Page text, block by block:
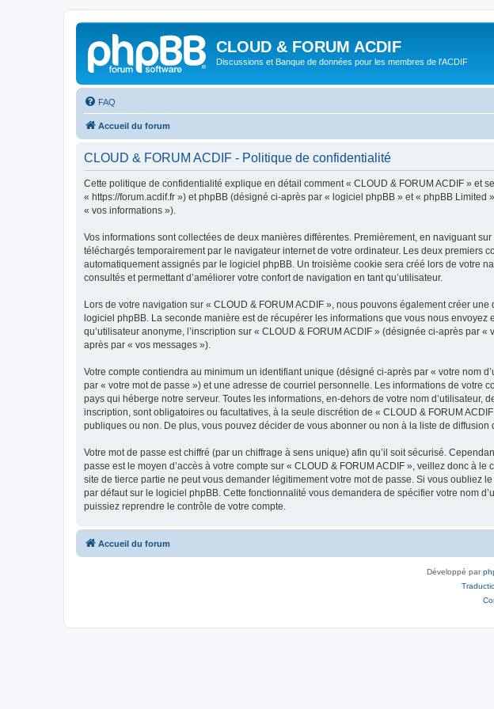
CLOUD & FORUM ACDIF
Discussions et Banque de données pour les membres de l'ACDIF
FAQ
Accueil du forum
CLOUD & FORUM ACDIF - Politique de confidentialité
Cette politique de confidentialité explique en détail comment « CLOUD & FORUM ACDIF » et
« https://forum.acdif.fr ») et phpBB (désigné ci-après par « logiciel phpBB » et « phpBB
« vos informations »).
Vos informations sont collectées de deux manières différentes. Premièrement, en naviguant
téléchargés temporairement par le navigateur internet de votre ordinateur. Les deux premiers
automatiquement assignés par le logiciel phpBB. Un troisième cookie sera créé lors de votre
consultés et permettant d’améliorer votre confort de navigation en tant qu’utilisateur.
Lors de votre navigation sur « CLOUD & FORUM ACDIF », nous pouvons également créer
logiciel phpBB. La seconde manière est de récupérer les informations que vous nous
qu’utilisateur anonyme, l’inscription sur « CLOUD & FORUM ACDIF » (désignée ci-après
après par « vos messages »).
Votre compte contiendra au minimum un identifiant unique (désigné ci-après par « votre nom
par « votre mot de passe ») et une adresse de courriel personnelle. Les informations de votre
pays qui héberge notre serveur. Toutes les informations, en-dehors de votre nom
inscription, sont obligatoires ou facultatives, à la seule discrétion de « CLOUD & FORUM
publiques ou non. De plus, vous pouvez décider de vous abonner ou non à la liste de
Votre mot de passe est chiffré (par un chiffrage à sens unique) afin qu’il soit sécurisé.
passe est le moyen d’accès à votre compte sur « CLOUD & FORUM ACDIF », veillez donc à
site de tierce partie ne peut vous demander légitimement votre mot de passe. Si vous oubliez
par défaut sur le logiciel phpBB. Cette fonctionnalité vous demandera de spécifier votre nom
puissiez reprendre le contrôle de votre compte.
Accueil du forum
Développé par